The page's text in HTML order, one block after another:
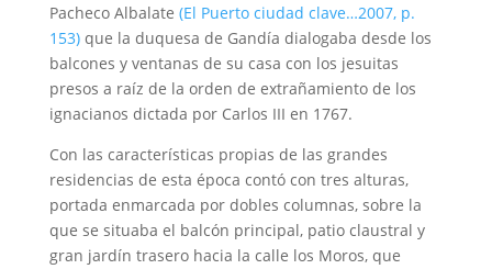
Pacheco Albalate (El Puerto ciudad clave…2007, p.
153)que la duquesa de Gandía dialogaba desde los
balcones y ventanas de su casa con los jesuitas
presos a raíz de la orden de extrañamiento de los
ignacianos dictada por Carlos III en 1767.
Con las características propias de las grandes
residencias de esta época contó con tres alturas,
portada enmarcada por dobles columnas, sobre la
que se situaba el balcón principal, patio claustral y
gran jardín trasero hacia la calle los Moros, que